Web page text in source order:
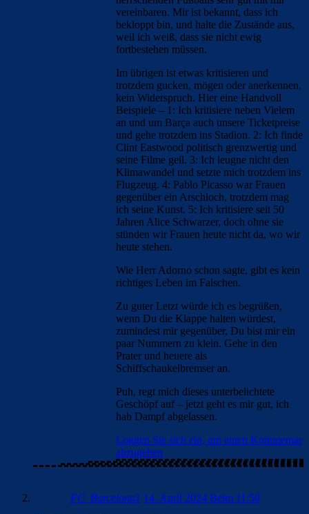
vereinbaren. Mir ist bekannt, dass ich
bekloppt bin, und halte die Zustände aus,
weil ich weiß, dass sie nicht ewig
fortbestehen müssen.
Im übrigen ist etwas kritisieren und
trotzdem gucken, mögen oder anerkennen,
kein Widerspruch. Hier eine Handvoll
Beispiele – 1: Ich kritisiere neben Vielem
an und um Barça auch unsere Ticketpreise
und gehe trotzdem ins Stadion. 2: Ich finde
Clint Eastwood politisch grenzwertig und
seine Filme geil. 3: Ich leugne nicht den
Klimawandel und setzte mich trotzdem ins
Flugzeug. 4: Pablo Picasso war Frauen
gegenüber ein Arschloch, trotzdem mag
ich seine Kunst. 5: Ich kritisiere seit 50
Jahren Alice Schwarzer, doch ohne sie
stünden wir Frauen heute nicht da, wo wir
heute stehen.
Wie Herr Adorno schon sagte, gibt es kein
richtiges Leben im Falschen.
Zu guter Letzt würde ich es begrüßen,
wenn Du die Klappe halten würdest,
zumindest mir gegenüber, Du bist mir ein
paar Nummern zu klein. Gehe in den
Prater und heuere als
Schiffschaukelbremser an.
Puh, regt mich dieses unterbelichtete
Geschöpf auf – jetzt geht es mir gut, ich
hab Dampf abgelassen.
Loggen Sie sich ein, um einen Kommentar
abzugeben
FC_Barcelona1 14. April 2024 Beim 11:50